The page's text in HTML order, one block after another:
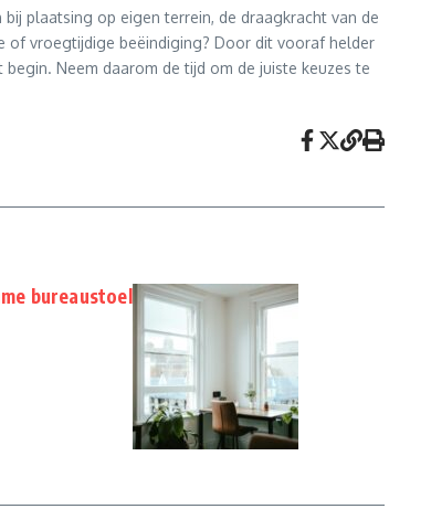
plaatsing op eigen terrein, de draagkracht van de
of vroegtijdige beëindiging? Door dit vooraf helder
Neem daarom de tijd om de juiste keuzes te
bureaustoel